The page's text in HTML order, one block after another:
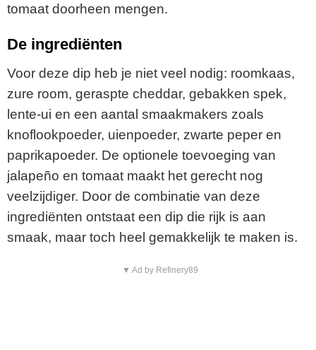
tomaat doorheen mengen.
De ingrediënten
Voor deze dip heb je niet veel nodig: roomkaas,
zure room, geraspte cheddar, gebakken spek,
lente-ui en een aantal smaakmakers zoals
knoflookpoeder, uienpoeder, zwarte peper en
paprikapoeder. De optionele toevoeging van
jalapeño en tomaat maakt het gerecht nog
veelzijdiger. Door de combinatie van deze
ingrediënten ontstaat een dip die rijk is aan
smaak, maar toch heel gemakkelijk te maken is.
▼ Ad by Refinery89